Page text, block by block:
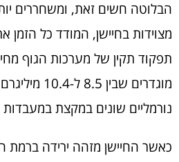
הבלוטה חשים זאת, ומשחררים
מצוידות בחיישן, המודד כל הזמן
תפקוד תקין של מערכות הגוף
מוגדרים שבין
נורמליים שונים במקצת
כאשר החיישן מזהה ירידה ברמת